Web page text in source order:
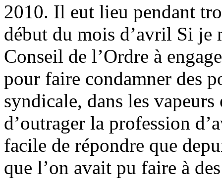
2010. Il eut lieu pendant
début du mois d’avril Si je
Conseil de l’Ordre à
pour faire condamner des
syndicale, dans les
d’outrager la profession
facile de répondre que
que l’on avait pu faire à